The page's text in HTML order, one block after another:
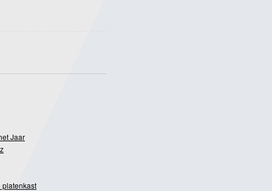
Jaar
platenkast